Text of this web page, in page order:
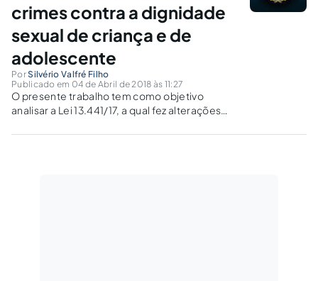
crimes contra a dignidade
sexual de criança e de
adolescente
PorSilvério Valfré Filho
Publicado em 04 de Abril de 2018 às 11:27
O presente trabalho tem como objetivo
analisar a Lei 13.441/17, a qual fez alterações
Criança e do Adolescente), com a previsão de